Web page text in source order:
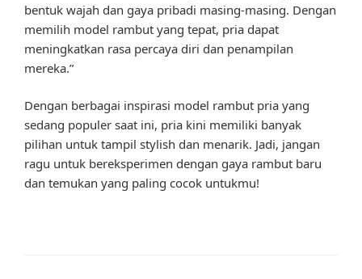
bentuk wajah dan gaya pribadi masing-masing. Dengan
memilih model rambut yang tepat, pria dapat
meningkatkan rasa percaya diri dan penampilan
mereka.”
Dengan berbagai inspirasi model rambut pria yang
sedang populer saat ini, pria kini memiliki banyak
pilihan untuk tampil stylish dan menarik. Jadi, jangan
ragu untuk bereksperimen dengan gaya rambut baru
dan temukan yang paling cocok untukmu!